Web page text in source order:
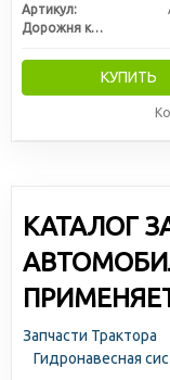
Артикул:
Дорожня карта
КУПИТЬ
КАТАЛОГ
Запчасти Трактора
Гидронавесная